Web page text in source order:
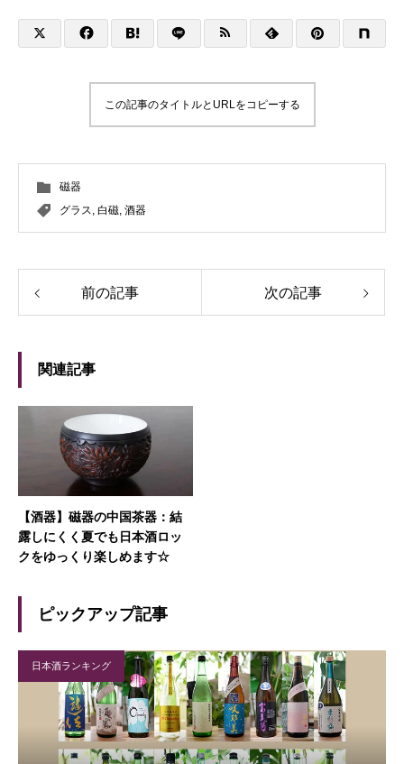
この記事のタイトルとURLをコピーする
磁器
グラス, 白磁, 酒器
前の記事 次の記事
関連記事
【酒器】磁器の中国茶器：結
露しにくく夏でも日本酒ロッ
クをゆっくり楽しめます☆
ピックアップ記事
日本酒ランキング